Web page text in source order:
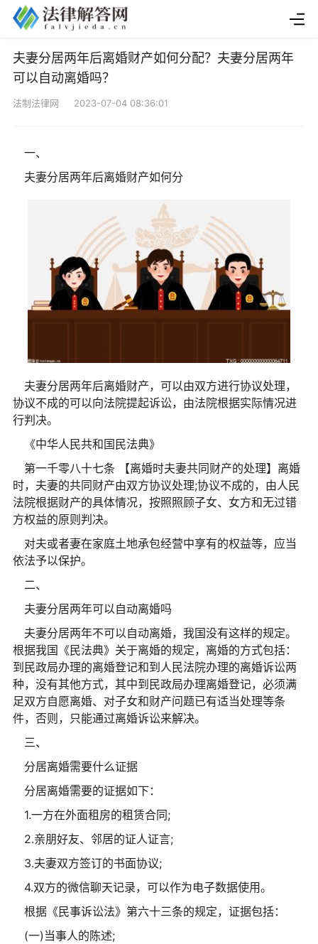
夫妻分居两年后离婚财产如何分配？夫妻分居两年
可以自动离婚吗？
法制法律网 2023-07-04 08:36:01
一、
夫妻分居两年后离婚财产如何分
夫妻分居两年后离婚财产，可以由双方进行协议处理，
协议不成的可以向法院提起诉讼，由法院根据实际情况进
行判决。
《中华人民共和国民法典》
第一千零八十七条 【离婚时夫妻共同财产的处理】离婚
时，夫妻的共同财产由双方协议处理;协议不成的，由人民
法院根据财产的具体情况，按照照顾子女、女方和无过错
方权益的原则判决。
对夫或者妻在家庭土地承包经营中享有的权益等，应当
依法予以保护。
二、
夫妻分居两年可以自动离婚吗
夫妻分居两年不可以自动离婚，我国没有这样的规定。
根据我国《民法典》关于离婚的规定，离婚的方式包括：
到民政局办理的离婚登记和到人民法院办理的离婚诉讼两
种，没有其他方式，其中到民政局办理离婚登记，必须满
足双方自愿离婚、对子女和财产问题已有适当处理等条
件，否则，只能通过离婚诉讼来解决。
三、
分居离婚需要什么证据
分居离婚需要的证据如下：
1.一方在外面租房的租赁合同;
2.亲朋好友、邻居的证人证言;
3.夫妻双方签订的书面协议;
4.双方的微信聊天记录，可以作为电子数据使用。
根据《民事诉讼法》第六十三条的规定，证据包括：
(一)当事人的陈述;